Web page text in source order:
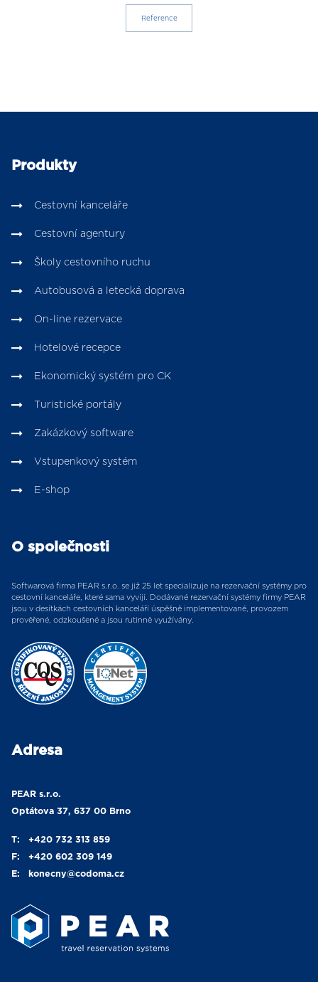
Reference
Produkty
Cestovní kanceláře
Cestovní agentury
Školy cestovního ruchu
Autobusová a letecká doprava
On-line rezervace
Hotelové recepce
Ekonomický systém pro CK
Turistické portály
Zakázkový software
Vstupenkový systém
E-shop
O společnosti
Softwarová firma PEAR s.r.o. se již 25 let specializuje na rezervační systémy pro
cestovní kanceláře, které sama vyvíjí. Dodávané rezervační systémy firmy PEAR
jsou v desítkách cestovních kanceláří úspěšně implementované, provozem
prověřené, odzkoušené a jsou rutinně využívány.
Adresa
PEAR s.r.o.
Optátova 37, 637 00 Brno
T:
+420 732 313 859
F:
+420 602 309 149
E:
konecny@codoma.cz